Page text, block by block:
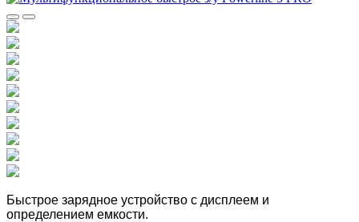
Быстрое зарядное устройство с дисплеем и
определением емкости.